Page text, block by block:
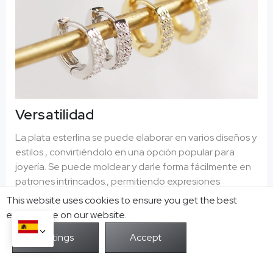
Versatilidad
La plata esterlina se puede elaborar en varios diseños y
estilos., convirtiéndolo en una opción popular para
joyería. Se puede moldear y darle forma fácilmente en
patrones intrincados., permitiendo expresiones
creativas.
This website uses cookies to ensure you get the best
exprerience on our website.